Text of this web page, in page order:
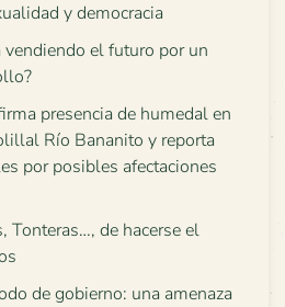
y democracia
vendiendo el futuro por un
presencia de humedal en
Río Bananito y reporta
por posibles afectaciones
Tonteras…, de hacerse el
de gobierno: una amenaza